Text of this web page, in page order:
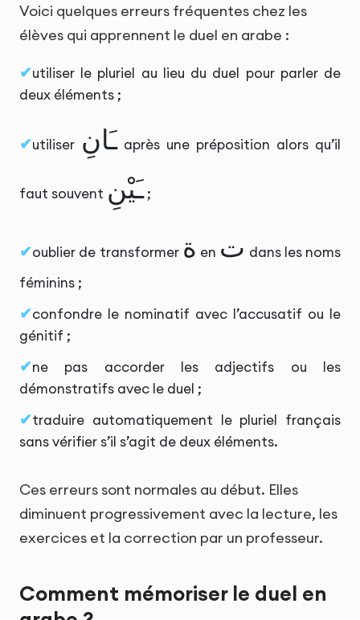
Voici quelques erreurs fréquentes chez les
élèves qui apprennent le duel en arabe :
utiliser le pluriel au lieu du duel pour parler de
deux éléments ;
utiliser ـَانِaprès une préposition alors qu’il
faut souvent ـَيْنِ;
oublier de transformer ة en ت dans les noms
féminins ;
confondre le nominatif avec l’accusatif ou le
génitif ;
ne pas accorder les adjectifs ou les
démonstratifs avec le duel ;
traduire automatiquement le pluriel français
sans vérifier s’il s’agit de deux éléments.
Ces erreurs sont normales au début. Elles
diminuent progressivement avec la lecture, les
exercices et la correction par un professeur.
Comment mémoriser le duel en